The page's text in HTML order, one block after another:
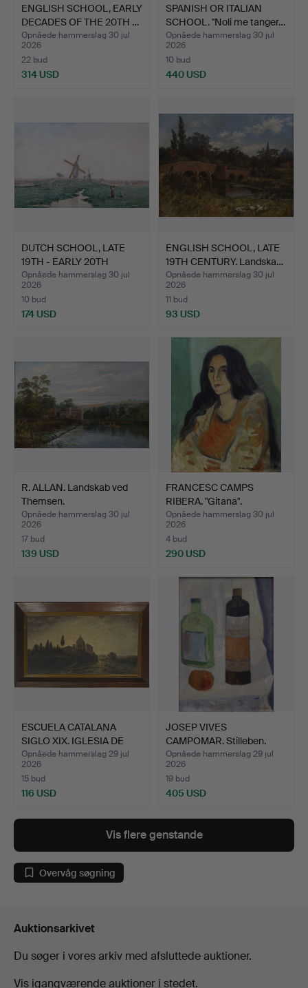
ENGLISH SCHOOL, EARLY
DECADES OF THE 20TH …
Opnåede hammerslag 30 jul
2026
22 bud
314 USD
SPANISH OR ITALIAN
SCHOOL. "Noli me tanger…
Opnåede hammerslag 30 jul
2026
10 bud
440 USD
DUTCH SCHOOL, LATE
19TH - EARLY 20TH
CENTU…
Opnåede hammerslag 30 jul
2026
10 bud
174 USD
ENGLISH SCHOOL, LATE
19TH CENTURY. Landska…
Opnåede hammerslag 30 jul
2026
11 bud
93 USD
R. ALLAN. Landskab ved
Themsen.
Opnåede hammerslag 30 jul
2026
17 bud
139 USD
FRANCESC CAMPS
RIBERA. "Gitana".
Opnåede hammerslag 30 jul
2026
4 bud
290 USD
ESCUELA CATALANA
SIGLO XIX. IGLESIA DE
"SA…
Opnåede hammerslag 29 jul
2026
15 bud
116 USD
JOSEP VIVES
CAMPOMAR. Stilleben.
Opnåede hammerslag 29 jul
2026
19 bud
405 USD
Vis flere genstande
Overvåg søgning
Auktionsarkivet
Du søger i vores arkiv med afsluttede auktioner.
Vis igangværende auktioner i stedet.